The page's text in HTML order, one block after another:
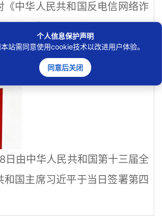
中华人民共和国反电信网络诈
2021年11月21日。
2021年1月1日起施行）
日由中华人民共和国第十三届全
国主席习近平于当日签署第四
个人信息保护声明
站需同意使用cookie技术以改进用户体验。
同意后关闭